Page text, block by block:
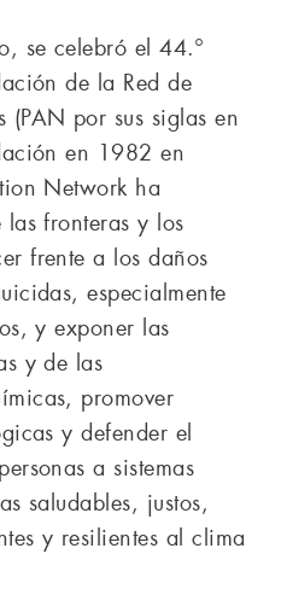
se celebró el 44.º
de la Red de
por sus siglas en
en 1982 en
Network ha
fronteras y los
frente a los daños
especialmente
y exponer las
y de las
promover
y defender el
a sistemas
saludables, justos,
y resilientes al clima